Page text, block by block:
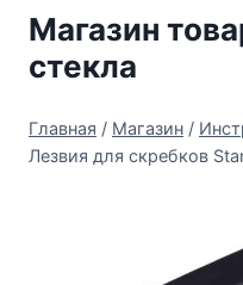
Перейти
содержимому
Магазин
стекла
Главная / Магазин /
Лезвия для скребков